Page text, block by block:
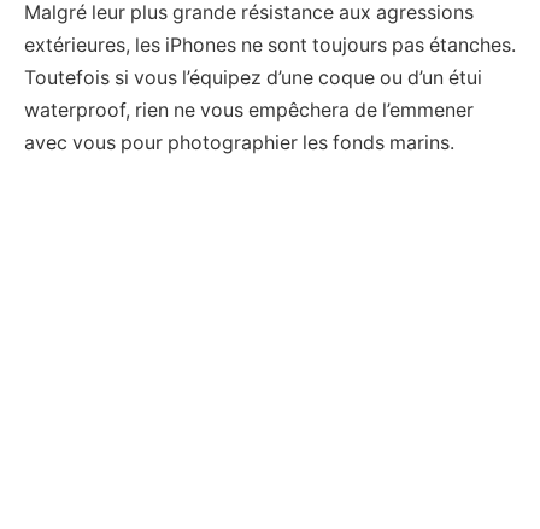
Malgré leur plus grande résistance aux agressions
extérieures, les iPhones ne sont toujours pas étanches.
Toutefois si vous l’équipez d’une coque ou d’un étui
waterproof, rien ne vous empêchera de l’emmener
avec vous pour photographier les fonds marins.